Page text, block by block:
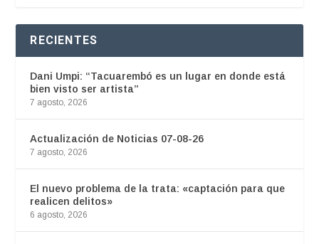
RECIENTES
Dani Umpi: “Tacuarembó es un lugar en donde está
bien visto ser artista”
7 agosto, 2026
Actualización de Noticias 07-08-26
7 agosto, 2026
El nuevo problema de la trata: «captación para que
realicen delitos»
6 agosto, 2026